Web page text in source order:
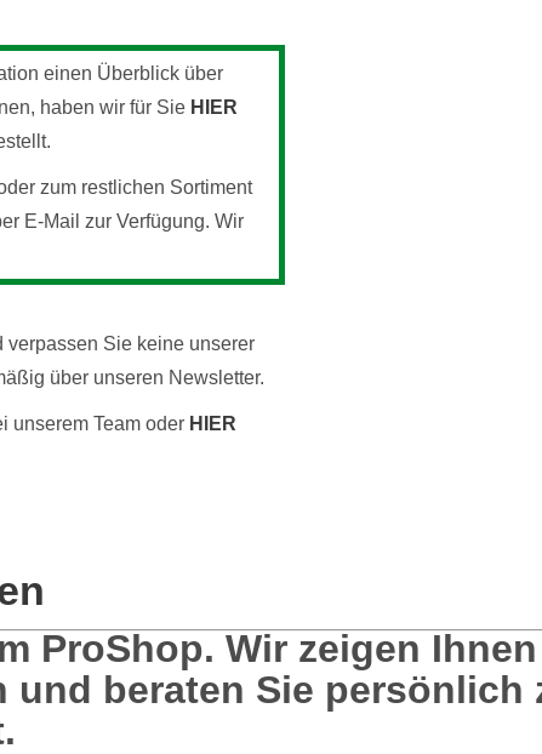
einen Überblick über
haben wir für Sie HIER
zum restlichen Sortiment
E-Mail zur Verfügung. Wir
verpassen Sie keine unserer
über unseren Newsletter.
unserem Team oder HIER
ProShop. Wir zeigen
und beraten Sie persönlich